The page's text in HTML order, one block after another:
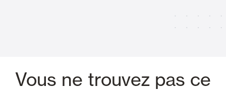
Vous ne trouvez pas ce